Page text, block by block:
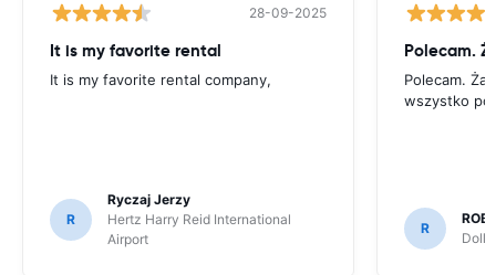
28-09-2025
It is my favorite rental
It is my favorite rental company,
R
Ryczaj Jerzy
Hertz Harry Reid International
Airport
Polecam.
wszystko
R